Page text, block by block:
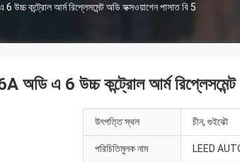
আর্ম রিপ্লেসমেন্ট অডি ফক্সওয়াগেন পাসাত বি 5
এ 6 উচ্চ কন্ট্রোল আর্ম রিপ্লেসমেন্ট
উৎপত্তি স্থল চীন, গুইঝৌ
পরিচিতিমুলক নাম LEED